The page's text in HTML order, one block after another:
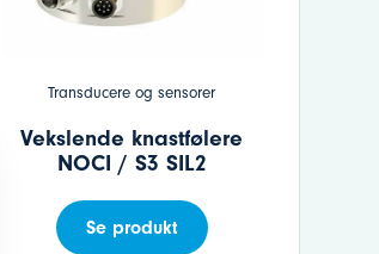
Transducere og sensorer
Vekslende knastfølere
NOCI / S3 SIL2
Se produkt